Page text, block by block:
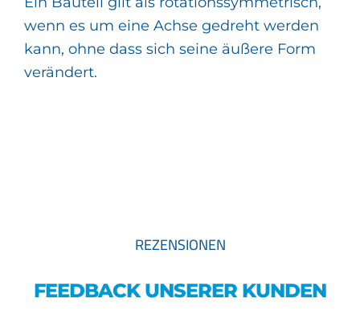
wenn es um eine Achse gedreht werden
kann, ohne dass sich seine äußere Form
verändert.
REZENSIONEN
FEEDBACK UNSERER KUNDEN